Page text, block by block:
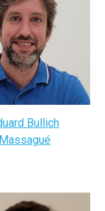
Bullich
Massagué